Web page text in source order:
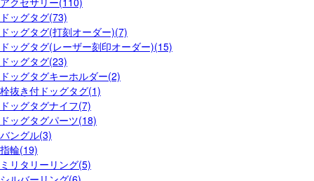
ドッグタグ(73)
ドッグタグ(打刻オーダー)(7)
ドッグタグ(レーザー刻印オーダー)(15)
ドッグタグ(23)
ドッグタグキーホルダー(2)
栓抜き付ドッグタグ(1)
ドッグタグナイフ(7)
ドッグタグパーツ(18)
バングル(3)
指輪(19)
ミリタリーリング(5)